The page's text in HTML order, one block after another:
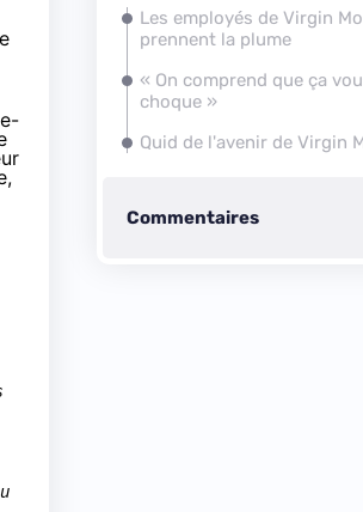
-
Les employés de Virgin
prennent la plume
« On comprend que ça
choque »
Quid de l'avenir de Virgin
Commentaires